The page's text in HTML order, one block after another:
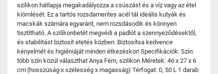
szilikon hátlapja megakadályozza a csúszást és a víz vagy az étel
kiömlését. Ez a tartós rozsdamentes acél tál ideális kutyák és
macskák számára egyaránt, nem rozsdásodik és könnyen
tisztítható. A szilikonbetét megvédi a padlót a szennyeződésektől,
és stabilitást biztosít etetés közben. Biztosítsa kedvence
kényelmét és higiéniáját minden étkezéskor! Specifikációk: Szín:
több szín közül választhat Anya Fém, szilikon Méretek: 46 x 27 x 6
cm (hosszúság x szélesség x magasság) Térfogat: 0, 50 L 1 darab